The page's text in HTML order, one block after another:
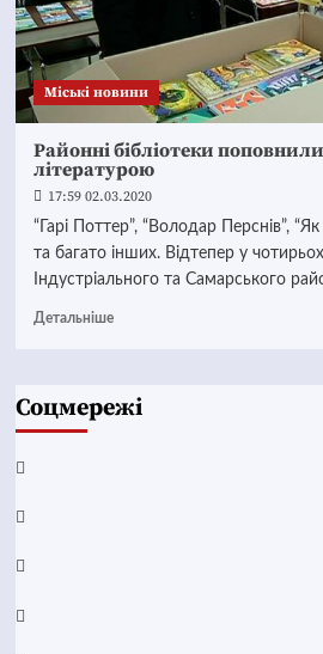
Mіські новини
Районні бібліотеки
літературою
17:59 02.03.2020
“Гарі Поттер”, “Володар Перснів”,
та багато інших. Відтепер у чотирьох
Індустріального та Самарського
Детальніше
Соцмережі
Facebook
YouTube
Telegram
Instagram